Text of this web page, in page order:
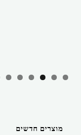
מוצרים חדשים